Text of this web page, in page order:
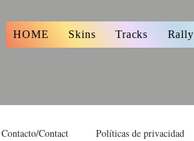
HOME Skins Tracks Rally
Contacto/Contact Políticas de privacidad